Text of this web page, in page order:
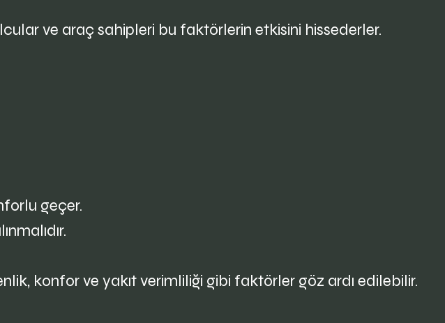
ve araç sahipleri bu faktörlerin etkisini hissederler.
geçer.
konfor ve yakıt verimliliği gibi faktörler göz ardı edilebilir.